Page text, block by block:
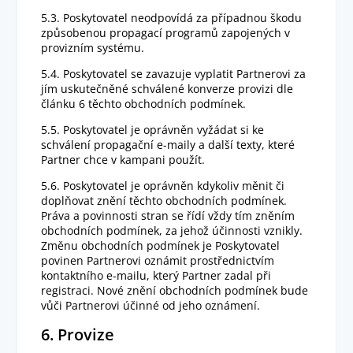
5.3. Poskytovatel neodpovídá za případnou škodu
způsobenou propagací programů zapojených v
provizním systému.
5.4. Poskytovatel se zavazuje vyplatit Partnerovi za
jím uskutečněné schválené konverze provizi dle
článku 6 těchto obchodních podmínek.
5.5. Poskytovatel je oprávněn vyžádat si ke
schválení propagační e-maily a další texty, které
Partner chce v kampani použít.
5.6. Poskytovatel je oprávněn kdykoliv měnit či
doplňovat znění těchto obchodních podmínek.
Práva a povinnosti stran se řídí vždy tím zněním
obchodních podmínek, za jehož účinnosti vznikly.
Změnu obchodních podmínek je Poskytovatel
povinen Partnerovi oznámit prostřednictvím
kontaktního e-mailu, který Partner zadal při
registraci. Nové znění obchodních podmínek bude
vůči Partnerovi účinné od jeho oznámení.
6. Provize